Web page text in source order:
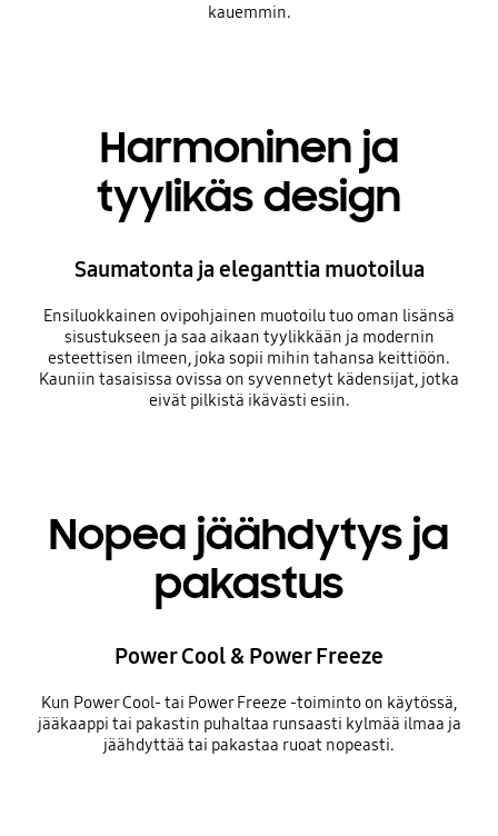
kauemmin.
Harmoninen ja
tyylikäs design
Saumatonta ja eleganttia muotoilua
Ensiluokkainen ovipohjainen muotoilu tuo oman lisänsä
sisustukseen ja saa aikaan tyylikkään ja modernin
esteettisen ilmeen, joka sopii mihin tahansa keittiöön.
Kauniin tasaisissa ovissa on syvennetyt kädensijat, jotka
eivät pilkistä ikävästi esiin.
Nopea jäähdytys ja
pakastus
Power Cool & Power Freeze
Kun Power Cool- tai Power Freeze -toiminto on käytössä,
jääkaappi tai pakastin puhaltaa runsaasti kylmää ilmaa ja
jäähdyttää tai pakastaa ruoat nopeasti.